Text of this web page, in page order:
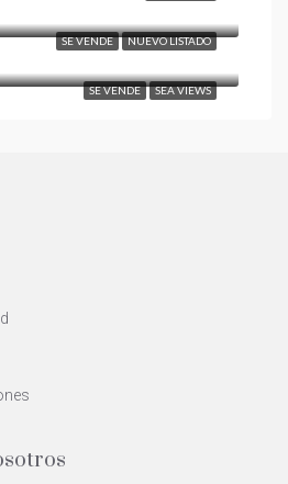
SE VENDE NUEVO LISTADO
SE VENDE SEA VIEWS